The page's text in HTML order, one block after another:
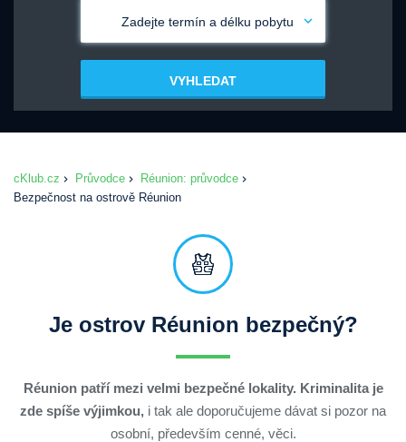
Zadejte termín a délku pobytu
VYHLEDAT
cKlub.cz Průvodce
Réunion: průvodce
Bezpečnost na ostrově Réunion
Je ostrov Réunion bezpečný?
Réunion patří mezi velmi bezpečné lokality. Kriminalita je
zde spíše výjimkou, i tak ale doporučujeme dávat si pozor na
osobní, především cenné, věci.